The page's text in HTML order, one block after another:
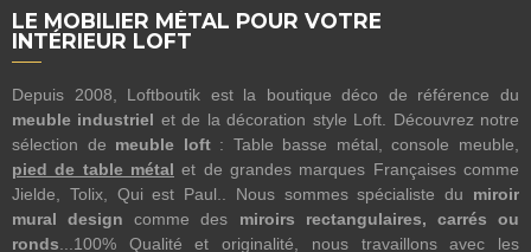
LE MOBILIER MÉTAL POUR VOTRE
INTÉRIEUR LOFT
Depuis 2008, Loftboutik est la boutique déco de référence du
meuble industriel et de la décoration style Loft. Découvrez notre
sélection de meuble loft: Table basse métal, console meuble,
pied de table métal et de grandes marques Françaises comme
Jielde, Tolix, Qui est Paul.. Nous sommes spécialiste du miroir
mural design comme des miroirs rectangulaires, carrés ou
ronds ...100% Qualité et originalité, nous travaillons avec les